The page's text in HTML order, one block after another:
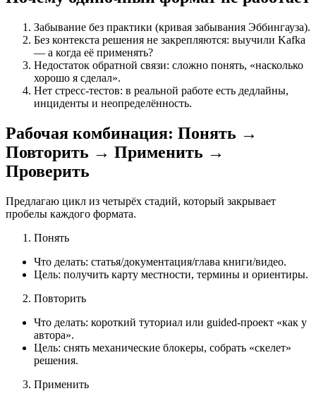
Забывание без практики (кривая забывания Эббингауза).
Без контекста решения не закрепляются: выучили Kafka
— а когда её применять?
Недостаток обратной связи: сложно понять, «насколько
хорошо я сделал».
Нет стресс‑тестов: в реальной работе есть дедлайны,
инциденты и неопределённость.
Рабочая комбинация: Понять →
Повторить → Применить →
Проверить
Предлагаю цикл из четырёх стадий, который закрывает
пробелы каждого формата.
Понять
Что делать: статья/документация/глава книги/видео.
Цель: получить карту местности, термины и ориентиры.
Повторить
Что делать: короткий туториал или guided‑проект «как у
автора».
Цель: снять механические блокеры, собрать «скелет»
решения.
Применить